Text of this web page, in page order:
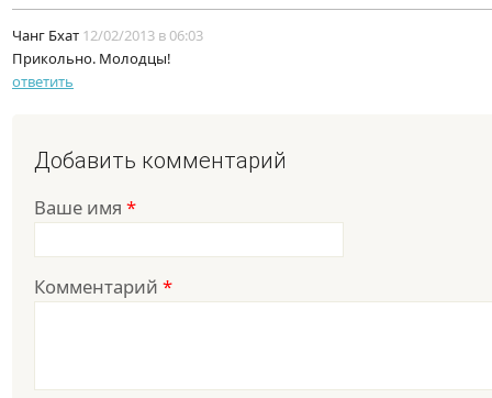
Чанг Бхат 12/02/2013 в 06:03
Прикольно. Молодцы!
ответить
Добавить комментарий
Ваше имя *
Комментарий *